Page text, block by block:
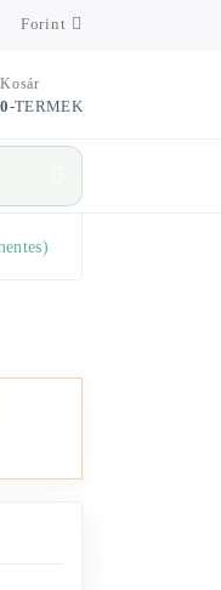
Forint
Kosár
0-TERMEK